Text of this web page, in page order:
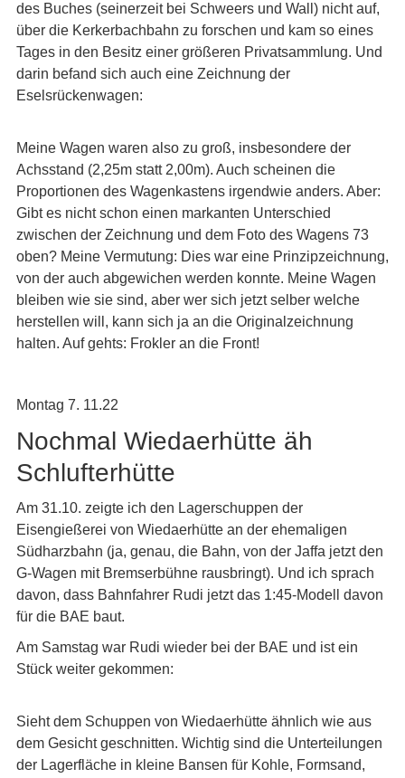
des Buches (seinerzeit bei Schweers und Wall) nicht auf,
über die Kerkerbachbahn zu forschen und kam so eines
Tages in den Besitz einer größeren Privatsammlung. Und
darin befand sich auch eine Zeichnung der
Eselsrückenwagen:
Meine Wagen waren also zu groß, insbesondere der
Achsstand (2,25m statt 2,00m). Auch scheinen die
Proportionen des Wagenkastens irgendwie anders. Aber:
Gibt es nicht schon einen markanten Unterschied
zwischen der Zeichnung und dem Foto des Wagens 73
oben? Meine Vermutung: Dies war eine Prinzipzeichnung,
von der auch abgewichen werden konnte. Meine Wagen
bleiben wie sie sind, aber wer sich jetzt selber welche
herstellen will, kann sich ja an die Originalzeichnung
halten. Auf gehts: Frokler an die Front!
Montag 7. 11.22
Nochmal Wiedaerhütte äh
Schlufterhütte
Am 31.10. zeigte ich den Lagerschuppen der
Eisengießerei von Wiedaerhütte an der ehemaligen
Südharzbahn (ja, genau, die Bahn, von der Jaffa jetzt den
G-Wagen mit Bremserbühne rausbringt). Und ich sprach
davon, dass Bahnfahrer Rudi jetzt das 1:45-Modell davon
für die BAE baut.
Am Samstag war Rudi wieder bei der BAE und ist ein
Stück weiter gekommen:
Sieht dem Schuppen von Wiedaerhütte ähnlich wie aus
dem Gesicht geschnitten. Wichtig sind die Unterteilungen
der Lagerfläche in kleine Bansen für Kohle, Formsand,